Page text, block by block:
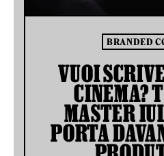
BRANDED
VUOI
CINEMA?
MASTER
PORTA